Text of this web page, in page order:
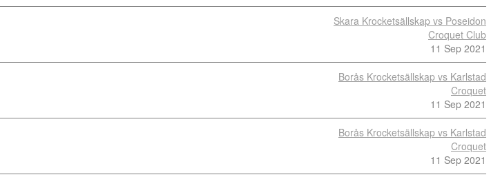
Skara Krocketsällskap vs Poseidon
Croquet Club
11 Sep 2021
Borås Krocketsällskap vs Karlstad
Croquet
11 Sep 2021
Borås Krocketsällskap vs Karlstad
Croquet
11 Sep 2021